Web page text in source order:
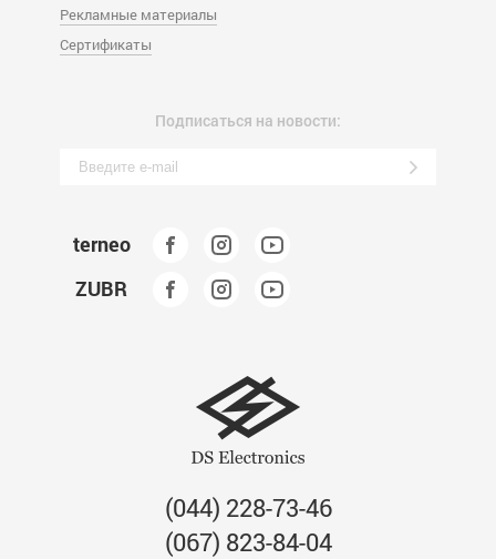
(044) 228-73-46
(067) 823-84-04
Рекламные материалы
Сертификаты
Подписаться на новости:
terneo
ZUBR